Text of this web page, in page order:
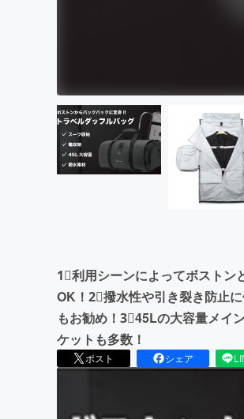
1⃣利用シーンによってボストン
OK！2⃣撥水性や引き裂き防止
もお勧め！3⃣45Lの大容量メイ
ケットも多数！
ポスト シェア